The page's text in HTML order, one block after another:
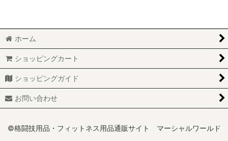
その他サポーター
チェストガード
ホーム
ショッピングカート
ショッピングガイド
お問い合わせ
©格闘技用品・フィットネス用品通販サイト マーシャルワールド